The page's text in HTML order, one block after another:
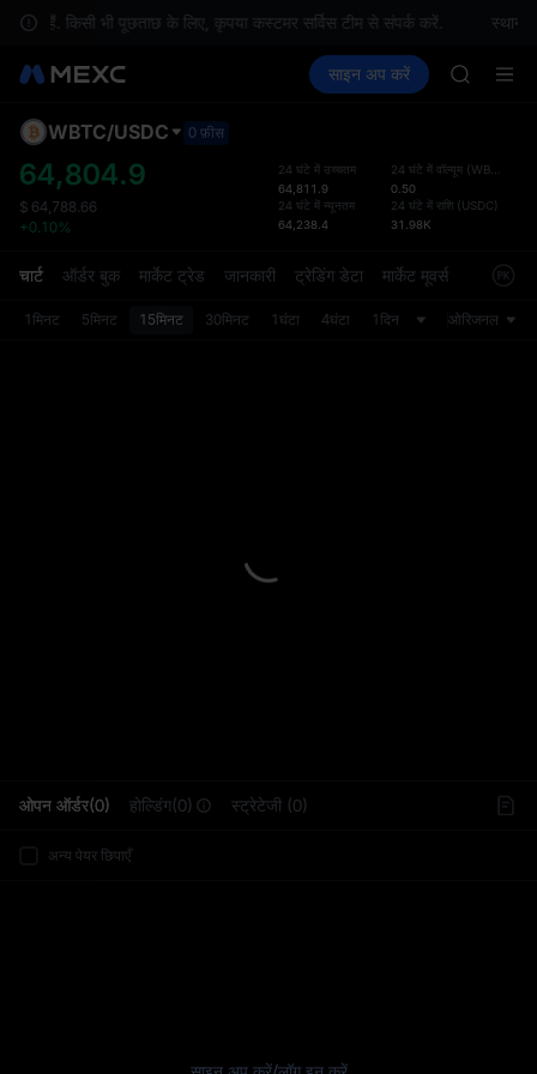
हैं. किसी भी पूछताछ के लिए, कृपया कस्टमर सर्विस टीम से संपर्क करें.
स्पॉट फ़्यूचर्स UNITREE कमाएँ
साइन अप करें
SKYAI
HFT
SPCX
HFT
SPCX
को
WBTC/USDC 0 फ़ीस
64,804.9
$ 64,788.66
+0.10%
24 घंटे में उच्चतम
64,811.9
24 घंटे में न्यूनतम
64,238.4
24 घंटे में वॉल्यूम (WBTC
0.50
24 घंटे में राशि (USDC)
31.98K
चार्ट ऑर्डर बुक मार्केट ट्रेड जानकारी ट्रेडिंग डेटा मार्केट मूवर्स
1मिनट 5मिनट 15मिनट 30मिनट 1घंटा 4घंटा 1दिन ओरिजनल
ओपन ऑर्डर(0) होल्डिंग(0) स्ट्रेटेजी (0)
अन्य पेयर छिपाएँ